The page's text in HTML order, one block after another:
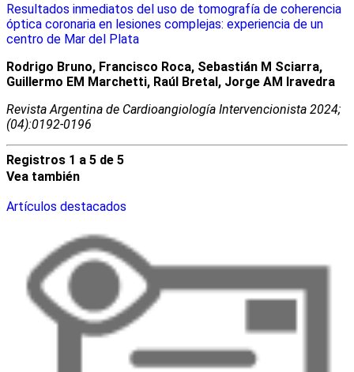
Resultados inmediatos del uso de tomografía de coherencia
óptica coronaria en lesiones complejas: experiencia de un
centro de Mar del Plata
Rodrigo Bruno, Francisco Roca, Sebastián M Sciarra,
Guillermo EM Marchetti, Raúl Bretal, Jorge AM Iravedra
Revista Argentina de Cardioangiologí­a Intervencionista 2024;
(04):0192-0196
Registros 1 a 5 de 5
Vea también
Artículos destacados